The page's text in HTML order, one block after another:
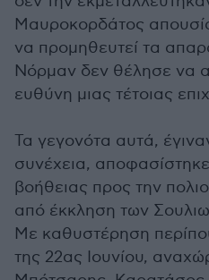
Μαυροκορδάτος
να προμηθευτεί τα
Νόρμαν δεν θέλησε να
ευθύνη μιας τέτοιας
Τα γεγονότα αυτά,
συνέχεια,
βοήθειας προς την
από έκκληση των
Με καθυστέρηση
της 22ας Ιουνίου,